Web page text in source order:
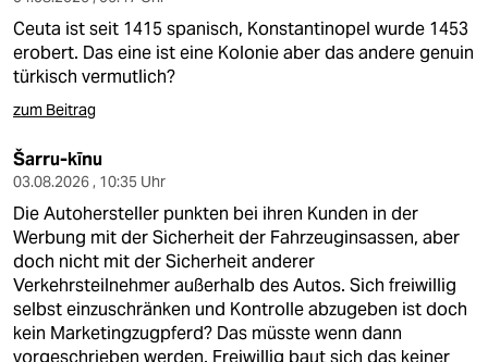
shop
fragen & hilfe
unterstützen
abo
genossenschaft
epaper login
Ceuta ist seit 1415 spanisch, Konstantinopel wurde 1453
erobert. Das eine ist eine Kolonie aber das andere genuin
türkisch vermutlich?
zum Beitrag
Šarru-kīnu
03.08.2026 , 10:35 Uhr
Die Autohersteller punkten bei ihren Kunden in der
Werbung mit der Sicherheit der Fahrzeuginsassen, aber
doch nicht mit der Sicherheit anderer
Verkehrsteilnehmer außerhalb des Autos. Sich freiwillig
selbst einzuschränken und Kontrolle abzugeben ist doch
kein Marketingzugpferd? Das müsste wenn dann
vorgeschrieben werden. Freiwillig baut sich das keiner